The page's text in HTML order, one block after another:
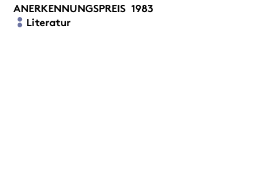
ANERKENNUNGSPREIS 1983
Literatur